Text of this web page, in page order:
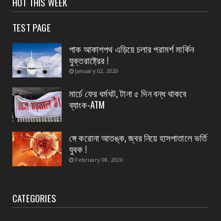
August 07, 2026
বিদ্যুৎপৃষ্ঠ হয়ে মহিলার মৃত্যু
August 07, 2026
CONTACT
নৈপুর গ্রাম পঞ্চায়েতে বিজেপির নতুন বোর্ড গঠন, প্রধান
পদে মদ...
TEST PAGE
পাক আকাশপথ এড়িয়ে চলার পরামর্শ মার্কিন
যুক্তরাষ্ট্রের !
January 02, 2020
মার্চে ফের ধর্মঘট, টানা ৫ দিন বন্ধ থাকবে
ব্যাংক-ATM
ঙ্গে করোনা আতঙ্ক, জ্বর নিয়ে হাসপাতালে ভর্তি
যুবক !
February 08, 2020
CATEGORIES